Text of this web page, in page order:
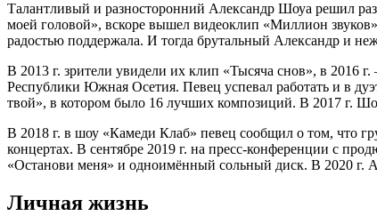
Талантливый и разносторонний Александр Шоуа решил
моей головой», вскоре вышел видеоклип «Миллион
радостью поддержала. И тогда брутальный Александр и
В 2013 г. зрители увидели их клип «Тысяча снов», в 2016
Республики Южная Осетия. Певец успевал работать и в
твой», в котором было 16 лучших композиций. В 2017 г.
В 2018 г. в шоу «Камеди Клаб» певец сообщил о том, что
концертах. В сентябре 2019 г. на пресс-конференции с
«Останови меня» и одноимённый сольный диск. В 2020 г.
Личная жизнь